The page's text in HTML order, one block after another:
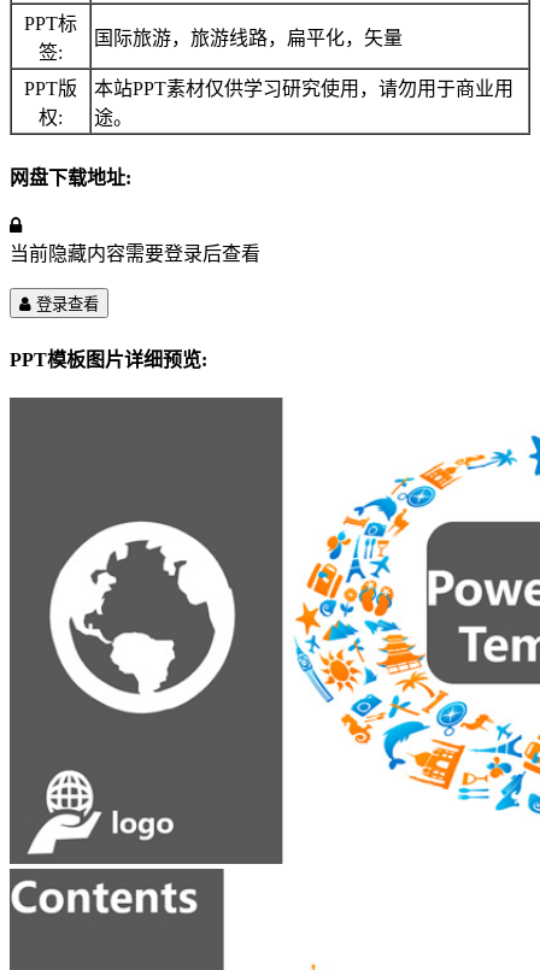
PPT标
签:
国际旅游，旅游线路，扁平化，矢量
PPT版
权:
本站PPT素材仅供学习研究使用，请勿用于商业用
途。
网盘下载地址:
当前隐藏内容需要登录后查看
登录查看
PPT模板图片详细预览: